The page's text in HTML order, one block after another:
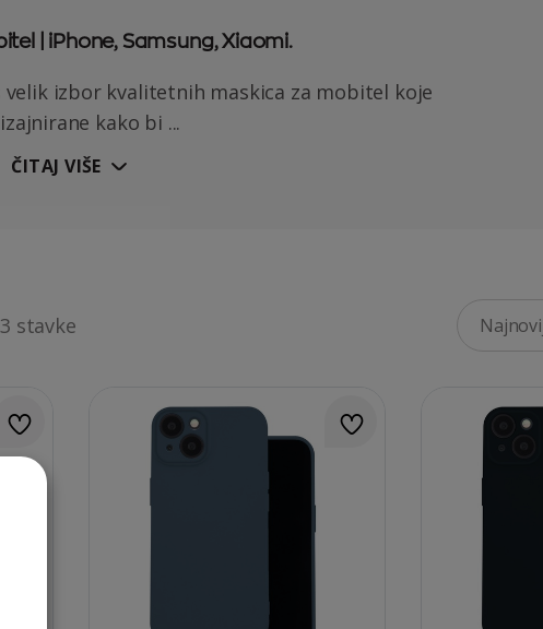
| iPhone, Samsung, Xiaomi.
izbor kvalitetnih maskica za mobitel koje
kako bi ...
ČITAJ VIŠE
3 stavke